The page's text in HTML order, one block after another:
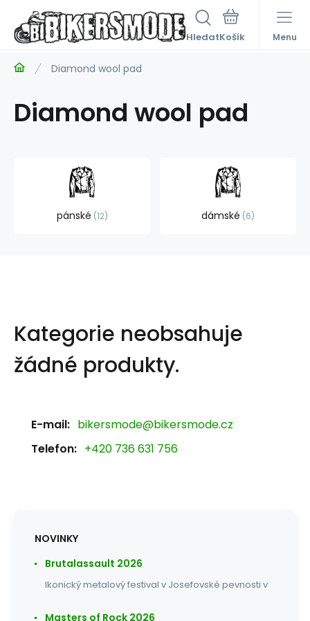
Hledat Menu
Diamond wool pad
Diamond wool pad
pánské 12 dámské 6
Kategorie neobsahuje
žádné produkty.
E-mail: bikersmode@bikersmode.cz
Telefon: +420 736 631 756
NOVINKY
Brutalassault 2026
Ikonický metalový festival v Josefovské pevnosti v
Masters of Rock 2026